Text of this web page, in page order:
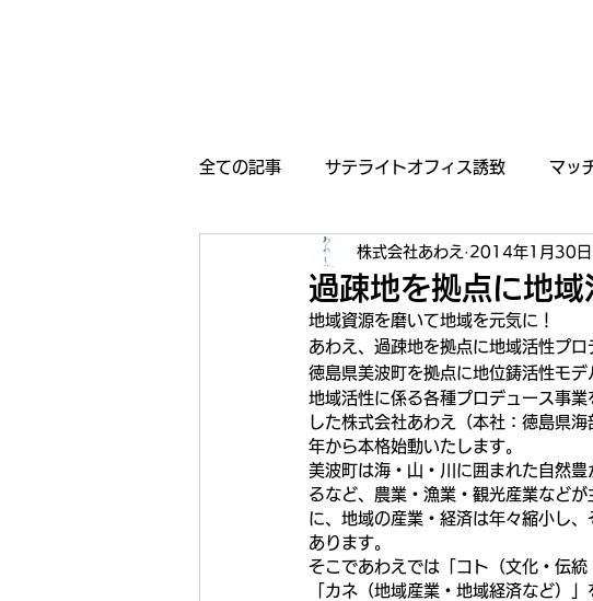
全ての記事 サテライトオフィス誘致 マッ
受賞歴 お知らせ 掲載
過疎地を拠点に地
株式会社あわえ 2014年1月30日
地域資源を磨いて地域を元気に！
あわえ、過疎地を拠点に地域活性プ
徳島県美波町を拠点に地位鋳活性モ
地域活性に係る各種プロデュース事
した株式会社あわえ（本社：徳島県
年から本格始動いたします。
美波町は海・山・川に囲まれた自然
るなど、農業・漁業・観光産業など
に、地域の産業・経済は年々縮小し
あります。
そこであわえでは「コト（文化・伝
「カネ（地域産業・地域経済など）